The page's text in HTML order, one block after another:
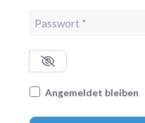
Passwort *
Angemeldet bleiben